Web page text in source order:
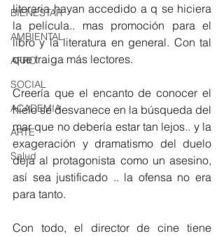
BIENESTAR
AMBIENTAL
AFRO
SOCIAL
ACADEMIA
ARTE
Salud
literaria hayan accedido a q se hiciera
la película.. mas promoción para el
libro y la literatura en general. Con tal
que traiga más lectores.
Creería que el encanto de conocer el
hielo se desvanece en la búsqueda del
mar que no debería estar tan lejos.. y la
exageración y dramatismo del duelo
deja al protagonista como un asesino,
así sea justificado .. la ofensa no era
para tanto.
Con todo, el director de cine tiene